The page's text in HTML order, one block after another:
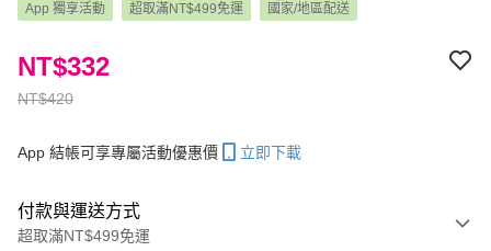
App 獨享活動 超取滿NT$499免運 國家/地區配送
NT$420
NT$332
App 結帳可享專屬活動優惠價 立即下載
付款與運送方式
超取滿NT$499免運